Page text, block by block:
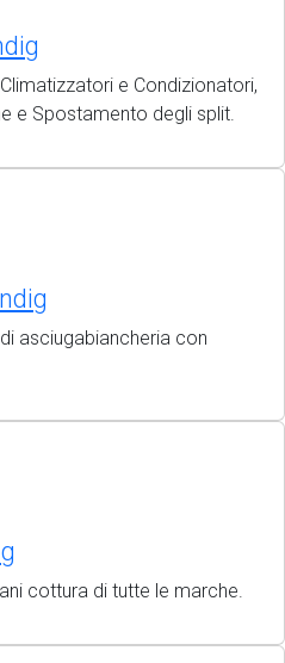
e Condizionatori,
e Spostamento degli split.
asciugabiancheria con
cottura di tutte le marche.